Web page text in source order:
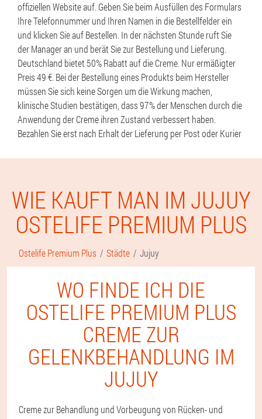
offiziellen Website auf. Geben Sie beim Ausfüllen des Formulars
Ihre Telefonnummer und Ihren Namen in die Bestellfelder ein
und klicken Sie auf Bestellen. In der nächsten Stunde ruft Sie
der Manager an und berät Sie zur Bestellung und Lieferung.
Deutschland bietet 50% Rabatt auf die Creme. Nur ermäßigter
Preis 49 €. Bei der Bestellung eines Produkts beim Hersteller
müssen Sie sich keine Sorgen um die Wirkung machen,
klinische Studien bestätigen, dass 97% der Menschen durch die
Anwendung der Creme ihren Zustand verbessert haben.
Bezahlen Sie erst nach Erhalt der Lieferung per Post oder Kurier
WIE KAUFT MAN IM JUJUY
OSTELIFE PREMIUM PLUS
Ostelife Premium Plus Städte Jujuy
WO FINDE ICH DIE
OSTELIFE PREMIUM PLUS
CREME ZUR
GELENKBEHANDLUNG IM
JUJUY
Creme zur Behandlung und Vorbeugung von Rücken- und